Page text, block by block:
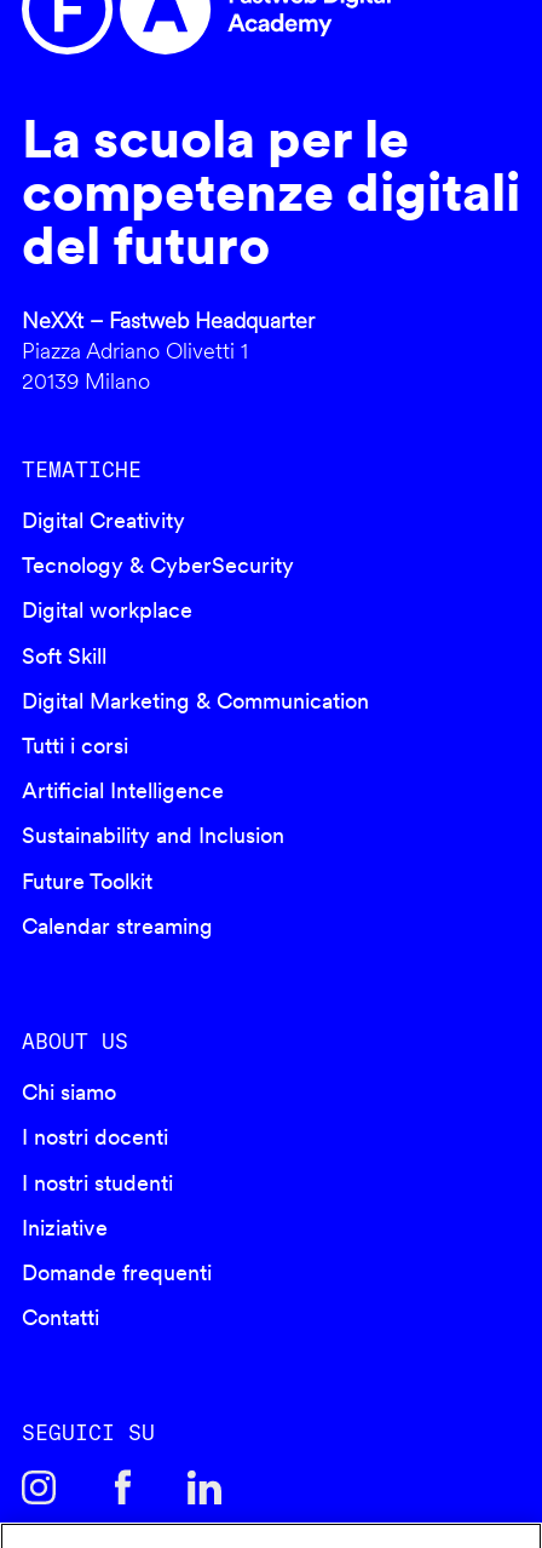
La scuola per le
competenze digitali
del futuro
NeXXt – Fastweb Headquarter
Piazza Adriano Olivetti 1
20139 Milano
TEMATICHE
Digital Creativity
Tecnology & CyberSecurity
Digital workplace
Soft Skill
Digital Marketing & Communication
Tutti i corsi
Artificial Intelligence
Sustainability and Inclusion
Future Toolkit
Calendar streaming
ABOUT US
Chi siamo
I nostri docenti
I nostri studenti
Iniziative
Domande frequenti
Contatti
SEGUICI SU